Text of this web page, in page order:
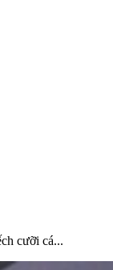
cưỡi cá...